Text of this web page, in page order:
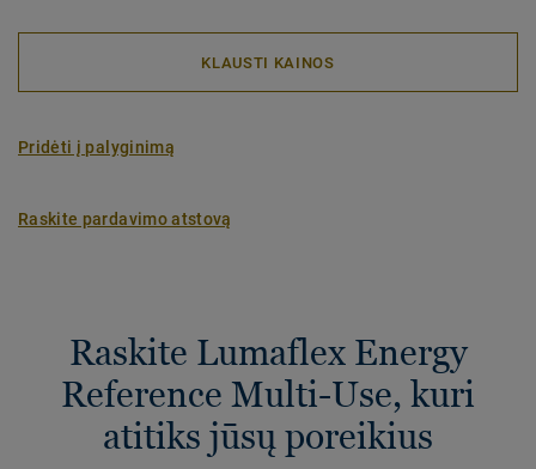
KLAUSTI KAINOS
Pridėti į palyginimą
Raskite pardavimo atstovą
Raskite Lumaflex Energy
Reference Multi-Use, kuri
atitiks jūsų poreikius